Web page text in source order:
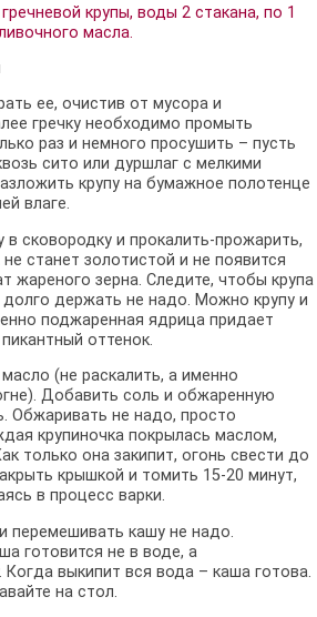
крупы, воды 2 стакана, по 1
масла.
ее, очистив от мусора и
гречку необходимо промыть
раз и немного просушить – пусть
сито или дуршлаг с мелкими
крупу на бумажное полотенце
влаге.
в сковородку и прокалить-прожарить,
станет золотистой и не появится
жареного зерна. Следите, чтобы крупа
долго держать не надо. Можно крупу и
поджаренная ядрица придает
оттенок.
(не раскалить, а именно
Добавить соль и обжаренную
Обжаривать не надо, просто
крупиночка покрылась маслом,
только она закипит, огонь свести до
крышкой и томить 15-20 минут,
в процесс варки.
перемешивать кашу не надо.
готовится не в воде, а
Когда выкипит вся вода – каша готова.
на стол.